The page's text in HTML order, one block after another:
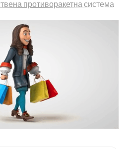
противоракетна система